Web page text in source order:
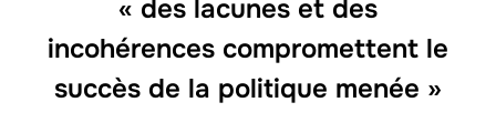
« des lacunes et des
incohérences compromettent le
succès de la politique menée »